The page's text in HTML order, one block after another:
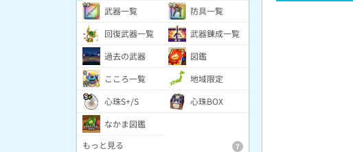
武器一覧
防具一覧
回復武器一覧
武器錬成一覧
過去の武器
図鑑
こころ一覧
地域限定
心珠S+/S
心珠BOX
なかま図鑑
もっと見る
7